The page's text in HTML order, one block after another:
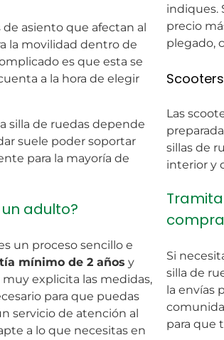
asiento que afectan al
la movilidad dentro de
es que esta se
a la hora de elegir
silla de ruedas depende
suele poder soportar
para la mayoría de
adulto?
un proceso sencillo e
mínimo de 2 años y
explicita las medidas,
para que puedas
servicio de atención al
a lo que necesitas en
indiques.
precio
plegado,
Las
sillas de
interior y
Si
silla de
la envías
para que